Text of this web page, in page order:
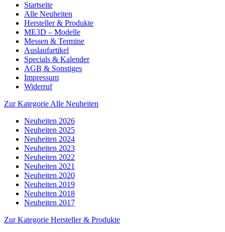
Startseite
Alle Neuheiten
Hersteller & Produkte
ME3D – Modelle
Messen & Termine
Auslaufartikel
Specials & Kalender
AGB & Sonstiges
Impressum
Widerruf
Zur Kategorie Alle Neuheiten
Neuheiten 2026
Neuheiten 2025
Neuheiten 2024
Neuheiten 2023
Neuheiten 2022
Neuheiten 2021
Neuheiten 2020
Neuheiten 2019
Neuheiten 2018
Neuheiten 2017
Zur Kategorie Hersteller & Produkte